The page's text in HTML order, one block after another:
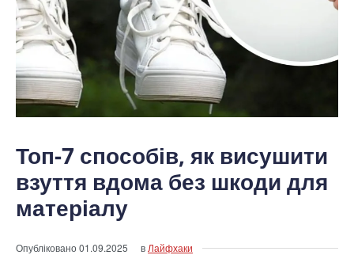
Топ-7 способів, як висушити
взуття вдома без шкоди для
матеріалу
Опубліковано01.09.2025 в Лайфхаки